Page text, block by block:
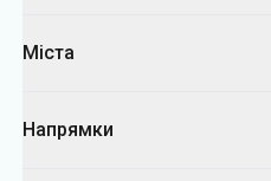
Міста
Напрямки